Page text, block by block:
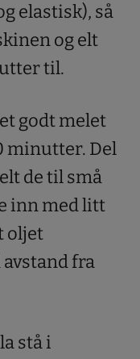
elastisk), så
og elt
til.
godt melet
minutter. Del
de til små
inn med litt
oljet
fra
stå i